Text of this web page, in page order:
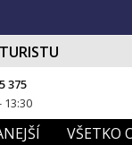
375
13:30
VŠETKO